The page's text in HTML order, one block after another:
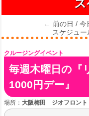
ス
← 前の日 / 今
スケジュー
クルージングイベント
毎週木曜日の『
1000円デー』
場所： 大阪梅田 ジオフロント